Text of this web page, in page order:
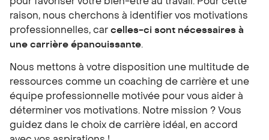
raison, nous cherchons à identifier vos motivations
professionnelles, car celles-ci sont nécessaires à
une carrière épanouissante.
Nous mettons à votre disposition une multitude de
ressources comme un coaching de carrière et une
équipe professionnelle motivée pour vous aider à
déterminer vos motivations. Notre mission ? Vous
guidez dans le choix de carrière idéal, en accord